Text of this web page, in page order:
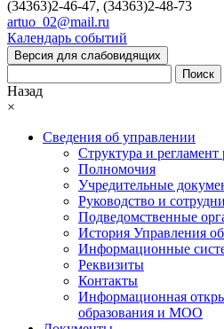
(34363)2-46-47, (34363)2-48-73
artuo_02@mail.ru
Календарь событий
Версия для слабовидящих
Поиск
Назад
×
Сведения об управлении
Структура и регламент
Полномочия
Учредительные
Руководство и
Подведомственные
История Управления
Информационные
Реквизиты
Контакты
Информационная
образования и МОО